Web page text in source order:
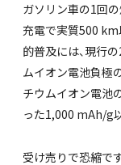
ガソリン車の1回
充電で実質500
的普及には、現行
ムイオン電池負極
チウムイオン電池
った1,000 mAh/g
受け売りで恐縮で